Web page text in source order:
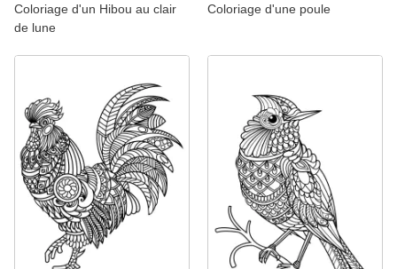
Coloriage d'un Hibou au clair
de lune
Coloriage d'une poule